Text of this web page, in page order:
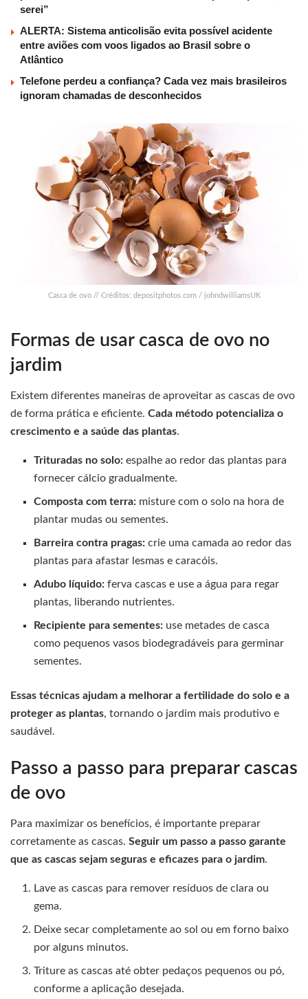
serei”
ALERTA: Sistema anticolisão evita possível acidente
entre aviões com voos ligados ao Brasil sobre o
Atlântico
Telefone perdeu a confiança? Cada vez mais brasileiros
ignoram chamadas de desconhecidos
Casca de ovo // Créditos: depositphotos.com / johndwilliamsUK
Formas de usar casca de ovo no
jardim
Existem diferentes maneiras de aproveitar as cascas de ovo
de forma prática e eficiente. Cada método potencializa o
crescimento e a saúde das plantas.
Trituradas no solo: espalhe ao redor das plantas para
fornecer cálcio gradualmente.
Composta com terra: misture com o solo na hora de
plantar mudas ou sementes.
Barreira contra pragas: crie uma camada ao redor das
plantas para afastar lesmas e caracóis.
Adubo líquido: ferva cascas e use a água para regar
plantas, liberando nutrientes.
Recipiente para sementes: use metades de casca
como pequenos vasos biodegradáveis para germinar
sementes.
Essas técnicas ajudam a melhorar a fertilidade do solo e a
proteger as plantas, tornando o jardim mais produtivo e
saudável.
Passo a passo para preparar cascas
de ovo
Para maximizar os benefícios, é importante preparar
corretamente as cascas. Seguir um passo a passo garante
que as cascas sejam seguras e eficazes para o jardim.
Lave as cascas para remover resíduos de clara ou
gema.
Deixe secar completamente ao sol ou em forno baixo
por alguns minutos.
Triture as cascas até obter pedaços pequenos ou pó,
conforme a aplicação desejada.